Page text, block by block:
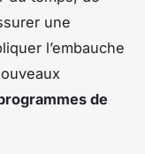
une
l’embauche
de